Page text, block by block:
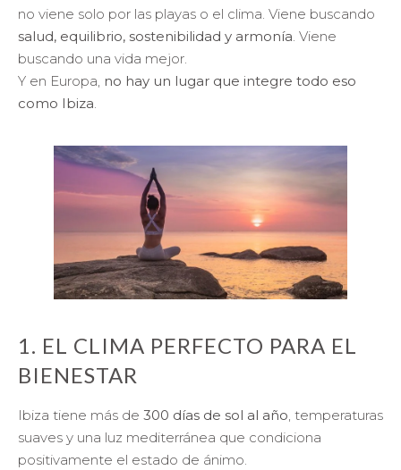
no viene solo por las playas o el clima. Viene buscando
salud, equilibrio, sostenibilidad y armonía. Viene
buscando una vida mejor.
Y en Europa, no hay un lugar que integre todo eso
como Ibiza.
1. EL CLIMA PERFECTO PARA EL
BIENESTAR
Ibiza tiene más de 300 días de sol al año, temperaturas
suaves y una luz mediterránea que condiciona
positivamente el estado de ánimo.